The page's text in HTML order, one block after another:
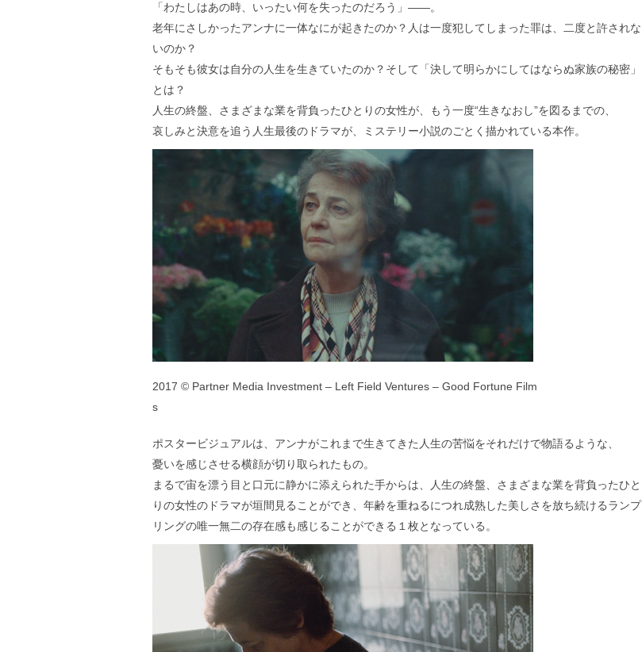
「わたしはあの時、いったい何を失ったのだろう」――。
老年にさしかったアンナに一体なにが起きたのか？人は一度犯してしまった罪は、二度と許されな
いのか？
そもそも彼女は自分の人生を生きていたのか？そして「決して明らかにしてはならぬ家族の秘密」
とは？
人生の終盤、さまざまな業を背負ったひとりの女性が、もう一度“生きなおし”を図るまでの、
哀しみと決意を追う人生最後のドラマが、ミステリー小説のごとく描かれている本作。
2017 © Partner Media Investment – Left Field Ventures – Good Fortune Film
s
ポスタービジュアルは、アンナがこれまで生きてきた人生の苦悩をそれだけで物語るような、
憂いを感じさせる横顔が切り取られたもの。
まるで宙を漂う目と口元に静かに添えられた手からは、人生の終盤、さまざまな業を背負ったひと
りの女性のドラマが垣間見ることができ、年齢を重ねるにつれ成熟した美しさを放ち続けるランプ
リングの唯一無二の存在感も感じることができる１枚となっている。